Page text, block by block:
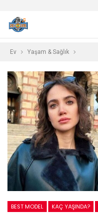
Ev Yaşam & Sağlık
BEST MODEL KAÇ YAŞINDA?